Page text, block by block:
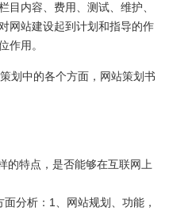
目内容、费用、测试、维护、
网站建设起到计划和指导的作
作用。
划中的各个方面，网站策划书
的特点，是否能够在互联网上
分析：1、网站规划、功能，